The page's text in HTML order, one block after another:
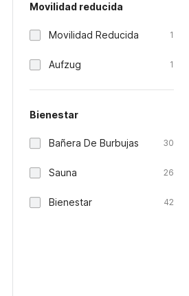
Movilidad reducida
Movilidad Reducida 1
Aufzug 1
Bienestar
Bañera De Burbujas 30
Sauna 26
Bienestar 42